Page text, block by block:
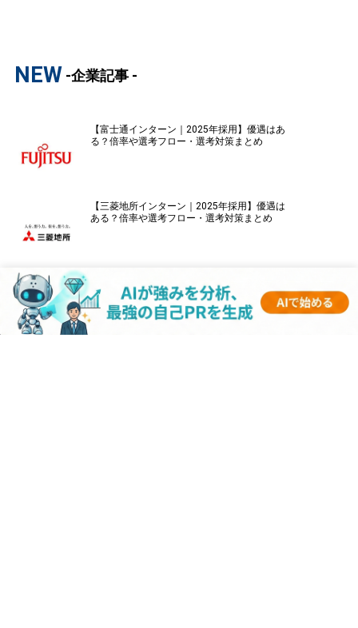
NEW -企業記事 -
【富士通インターン｜2025年採用】優遇はあ
る？倍率や選考フロー・選考対策まとめ
【三菱地所インターン｜2025年採用】優遇は
ある？倍率や選考フロー・選考対策まとめ
【パナソニックインターン｜2025年採用】優
遇はある？倍率や選考フロー・選考対策まと
め